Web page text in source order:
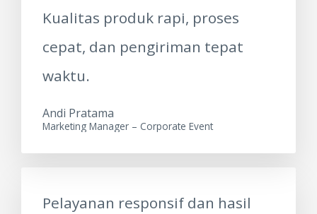
Kualitas produk rapi, proses
cepat, dan pengiriman tepat
waktu.
Andi Pratama
Marketing Manager – Corporate Event
Pelayanan responsif dan hasil